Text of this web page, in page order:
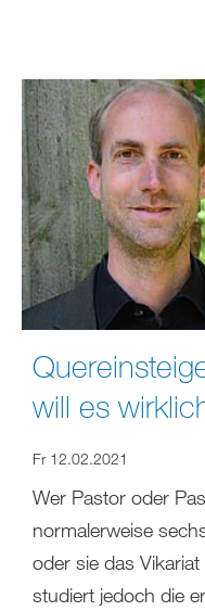
will es
Fr 12.02.2021
Wer Pastor oder
normalerweise
oder sie das
studiert jedoch die